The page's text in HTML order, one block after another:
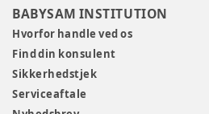
BABYSAM INSTITUTION
Hvorfor handle ved os
Find din konsulent
Sikkerhedstjek
Serviceaftale